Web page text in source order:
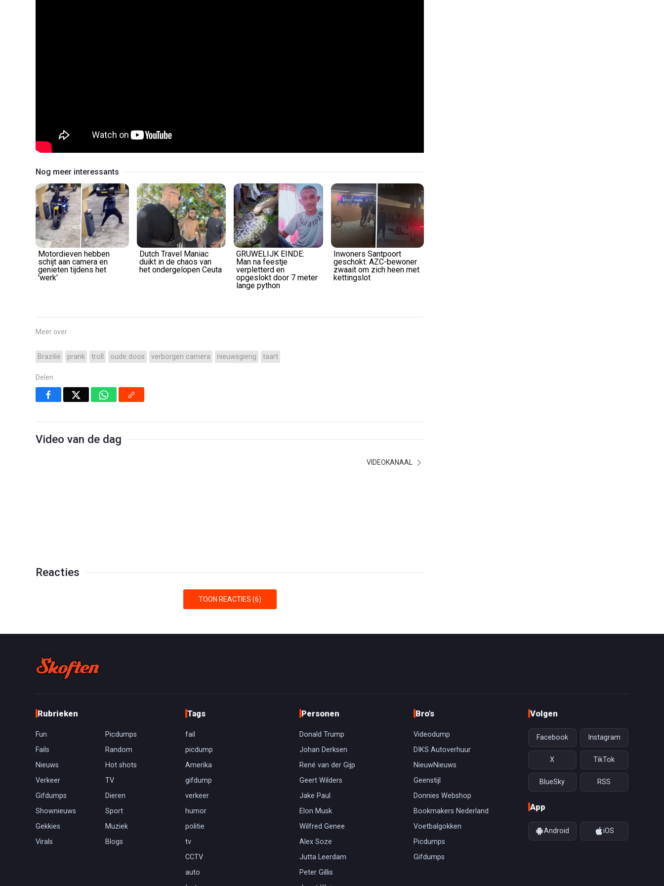
Nog meer interessants
Motordieven hebben
schijt aan camera en
genieten tijdens het
'werk'
Dutch Travel Maniac
duikt in de chaos van
het ondergelopen Ceuta
GRUWELIJK EINDE:
Man na feestje
verpletterd en
opgeslokt door 7 meter
lange python
Inwoners Santpoort
geschokt: AZC-bewoner
zwaait om zich heen met
kettingslot
Meer over
Brazilië prank troll oude doos verborgen camera nieuwsgierig taart
Delen
Video van de dag
VIDEOKANAAL
Reacties
TOON REACTIES (6)
Rubrieken
Fun
Picdumps
Fails
Random
Nieuws
Hot shots
Verkeer
TV
Gifdumps
Dieren
Shownieuws
Sport
Gekkies
Muziek
Virals
Blogs
Tags
fail
picdump
Amerika
gifdump
verkeer
humor
politie
tv
CCTV
auto
Personen
Donald Trump
Johan Derksen
René van der Gijp
Geert Wilders
Jake Paul
Elon Musk
Wilfred Genee
Alex Soze
Jutta Leerdam
Peter Gillis
Bro's
Videodump
DIKS Autoverhuur
NieuwNieuws
Geenstijl
Donnies Webshop
Bookmakers Nederland
Voetbalgokken
Picdumps
Gifdumps
Volgen
Facebook Instagram
X TikTok
BlueSky RSS
App
Android iOS